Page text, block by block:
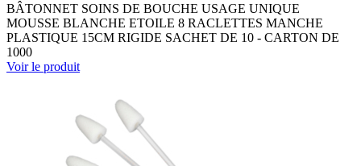
BÂTONNET SOINS DE BOUCHE USAGE UNIQUE
MOUSSE BLANCHE ETOILE 8 RACLETTES MANCHE
PLASTIQUE 15CM RIGIDE SACHET DE 10 - CARTON DE
1000
Voir le produit